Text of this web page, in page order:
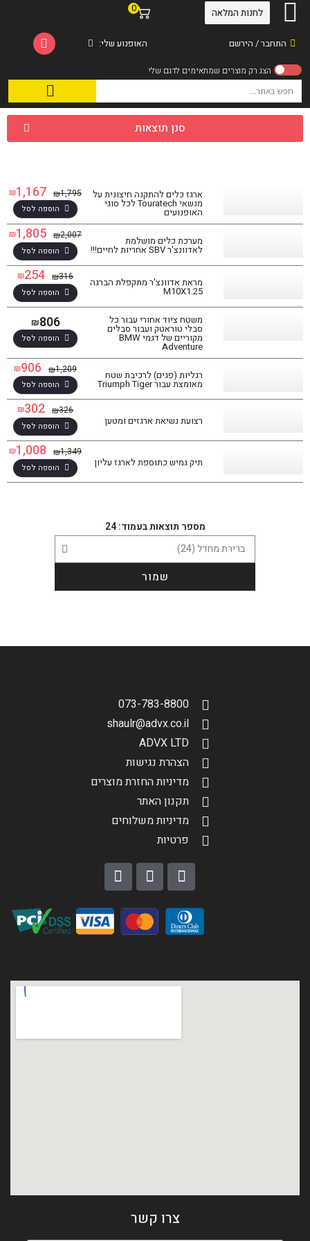
התחבר / הירשם
0
האופנוע שלי:
לחנות המלאה
סנן תוצאות
ארגז כלים להתקנה חיצונית על
מנשאי Touratech לכל סוגי
האופנועים
₪1,795
₪1,167
הוספה לסל
מערכת כלים מושלמת
לאדוונצ'ר SBV אחריות לחיים!!!
₪2,007
₪1,805
הוספה לסל
מראת אדוונצ'ר מתקפלת הברגה
M10X1.25
₪316
₪254
הוספה לסל
משטח ציוד אחורי עבור כל
סבלי טוראטק ועבור סבלים
מקוריים של דגמי BMW
Adventure
₪806
הוספה לסל
רגליות (פגים) לרכיבת שטח
מאומצת עבור Triumph Tiger
₪1,209
₪906
הוספה לסל
רצועת נשיאת ארגזים ומטען
₪326
₪302
הוספה לסל
תיק גמיש כתוספת לארגז עליון
₪1,349
₪1,008
הוספה לסל
מספר תוצאות בעמוד: 24
שמור
073-783-8800
shaulr@advx.co.il
ADVX LTD
הצהרת נגישות
מדיניות החזרת מוצרים
תקנון האתר
מדיניות משלוחים
פרטיות
צרו קשר
הגדר סוג האופנוע שלך
בחר דגם אופנוע
שליחה